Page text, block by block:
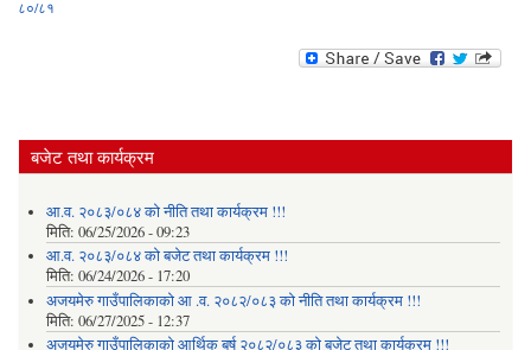
८०/८१
बजेट तथा कार्यक्रम
आ.व. २०८३/०८४ को नीति तथा कार्यक्रम !!!
मिति: 06/25/2026 - 09:23
आ.व. २०८३/०८४ को बजेट तथा कार्यक्रम !!!
मिति: 06/24/2026 - 17:20
अजयमेरु गाउँपालिकाको आ .व. २०८२/०८३ को नीति तथा कार्यक्रम !!!
मिति: 06/27/2025 - 12:37
अजयमेरु गाउँपालिकाको आर्थिक बर्ष २०८२/०८३ को बजेट तथा कार्यक्रम !!!